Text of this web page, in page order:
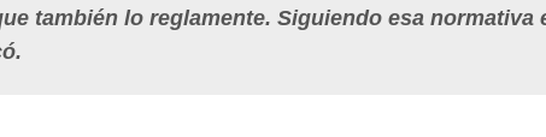
también lo reglamente. Siguiendo esa normativa